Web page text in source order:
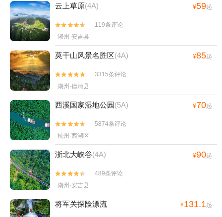
云上草原(4A) ¥59起


119条评论
湖州·安吉县
莫干山风景名胜区(4A) ¥85起


3315条评论
湖州·德清县
西溪国家湿地公园(5A) ¥70起


5874条评论
杭州·西湖区
浙北大峡谷(4A) ¥90起


489条评论
湖州·安吉县
将军关探险漂流 ¥131.1起